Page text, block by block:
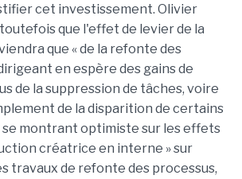
cet investissement. Olivier
que l'effet de levier de la
que « de la refonte des
en espère des gains de
de la suppression de tâches, voire
de la disparition de certains
montrant optimiste sur les effets
créatrice en interne » sur
travaux de refonte des processus,